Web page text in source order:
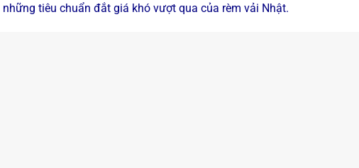
những tiêu chuẩn đắt giá khó vượt qua của rèm vải Nhật.